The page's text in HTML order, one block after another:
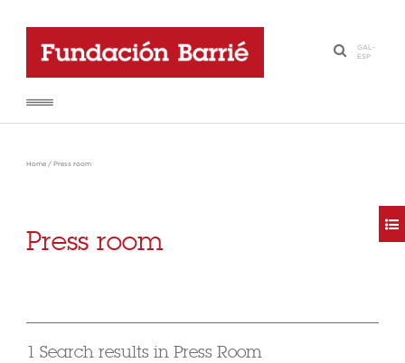
·
GAL-
ESP
Home / Press room
Press room
1 Search results in Press Room